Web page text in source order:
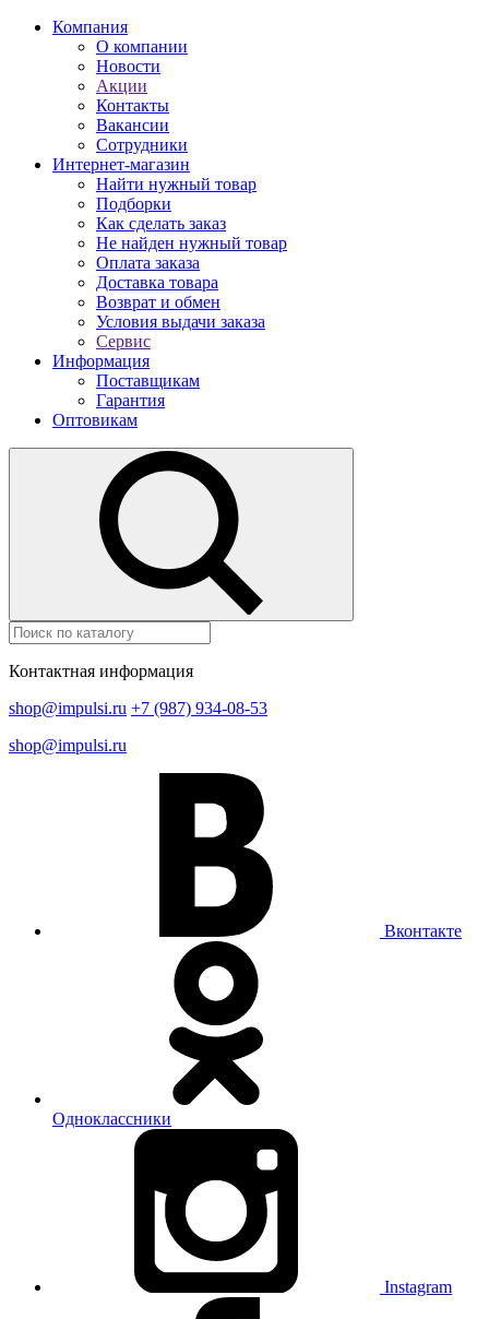
Компания
О компании
Новости
Акции
Контакты
Вакансии
Сотрудники
Интернет-магазин
Найти нужный товар
Подборки
Как сделать заказ
Не найден нужный товар
Оплата заказа
Доставка товара
Возврат и обмен
Условия выдачи заказа
Сервис
Информация
Поставщикам
Гарантия
Оптовикам
Контактная информация
shop@impulsi.ru +7 (987) 934-08-53
shop@impulsi.ru
Вконтакте
Одноклассники
Instagram